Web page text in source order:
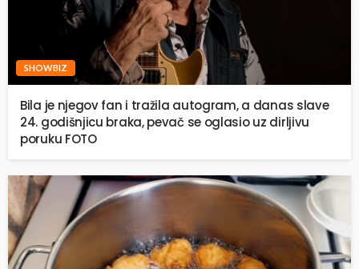
SHOWBIZ
Bila je njegov fan i tražila autogram, a danas slave
24. godišnjicu braka, pevač se oglasio uz dirljivu
poruku FOTO